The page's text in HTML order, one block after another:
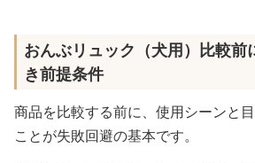
おんぶリュック（犬用）比較前
き前提条件
商品を比較する前に、使用シーンと
ことが失敗回避の基本です。